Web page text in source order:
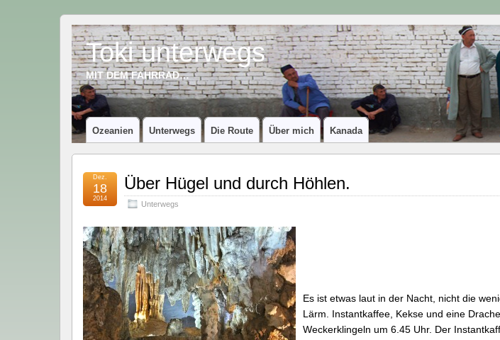
Toki unterwegs
MIT DEM FAHRRAD…
Ozeanien Unterwegs Die Route Über mich Kanada
Über Hügel und durch Höhlen.
Unterwegs
Dez.
18
2014
Es ist etwas laut in der Nacht, nicht die
Lärm. Instantkaffee, Kekse und eine
Weckerklingeln um 6.45 Uhr. Der